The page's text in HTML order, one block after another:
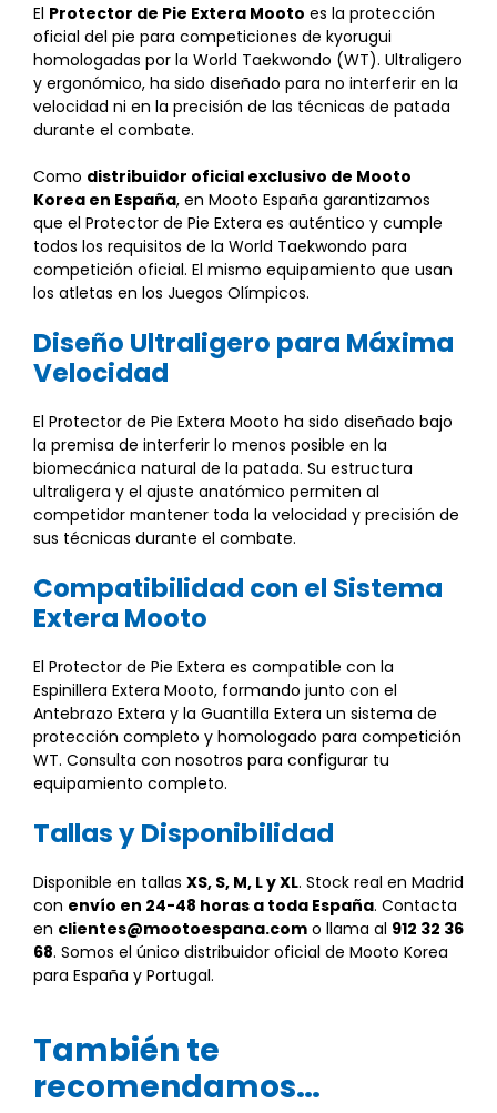
El Protector de Pie Extera Mooto es la protección
oficial del pie para competiciones de kyorugui
homologadas por la World Taekwondo (WT). Ultraligero
y ergonómico, ha sido diseñado para no interferir en la
velocidad ni en la precisión de las técnicas de patada
durante el combate.
Como distribuidor oficial exclusivo de Mooto
Korea en España, en Mooto España garantizamos
que el Protector de Pie Extera es auténtico y cumple
todos los requisitos de la World Taekwondo para
competición oficial. El mismo equipamiento que usan
los atletas en los Juegos Olímpicos.
Diseño Ultraligero para Máxima
Velocidad
El Protector de Pie Extera Mooto ha sido diseñado bajo
la premisa de interferir lo menos posible en la
biomecánica natural de la patada. Su estructura
ultraligera y el ajuste anatómico permiten al
competidor mantener toda la velocidad y precisión de
sus técnicas durante el combate.
Compatibilidad con el Sistema
Extera Mooto
El Protector de Pie Extera es compatible con la
Espinillera Extera Mooto, formando junto con el
Antebrazo Extera y la Guantilla Extera un sistema de
protección completo y homologado para competición
WT. Consulta con nosotros para configurar tu
equipamiento completo.
Tallas y Disponibilidad
Disponible en tallas XS, S, M, L y XL. Stock real en Madrid
con envío en 24-48 horas a toda España. Contacta
en clientes@mootoespana.com o llama al 912 32 36
68. Somos el único distribuidor oficial de Mooto Korea
para España y Portugal.
También te
recomendamos…